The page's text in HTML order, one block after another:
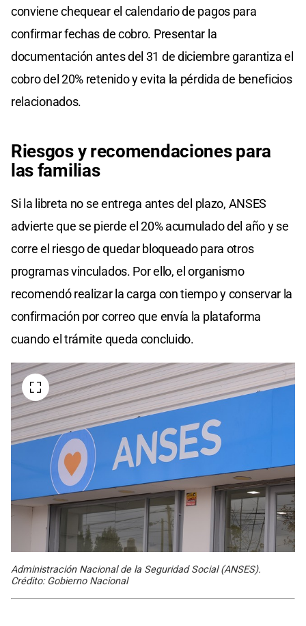
conviene chequear el calendario de pagos para
confirmar fechas de cobro. Presentar la
documentación antes del 31 de diciembre garantiza el
cobro del 20% retenido y evita la pérdida de beneficios
relacionados.
Riesgos y recomendaciones para
las familias
Si la libreta no se entrega antes del plazo, ANSES
advierte que se pierde el 20% acumulado del año y se
corre el riesgo de quedar bloqueado para otros
programas vinculados. Por ello, el organismo
recomendó realizar la carga con tiempo y conservar la
confirmación por correo que envía la plataforma
cuando el trámite queda concluido.
Administración Nacional de la Seguridad Social (ANSES).
Crédito: Gobierno Nacional